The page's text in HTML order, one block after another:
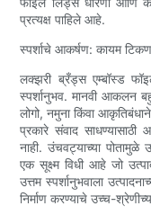
प्रत्यक्ष पाहिले आहे.
स्पर्शाचे आकर्षण: कायम
लक्झरी ब्रँड्स एम्बॉस्ड
स्पर्शानुभव. मानवी आकलन
लोगो, नमुना किंवा
प्रकारे संवाद
नाही. उंचवट्याच्या
एक सूक्ष्म विधी आहे जो
उत्तम स्पर्शानुभवाला
निर्माण करण्याचे उच्च-